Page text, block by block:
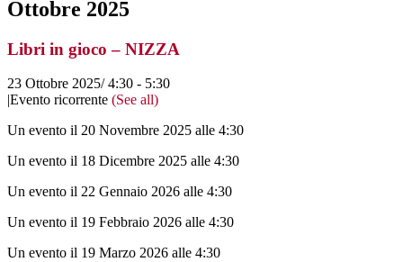
Ottobre 2025
Libri in gioco – NIZZA
23 Ottobre 2025/ 4:30 - 5:30
|Evento ricorrente (See all)
Un evento il 20 Novembre 2025 alle 4:30
Un evento il 18 Dicembre 2025 alle 4:30
Un evento il 22 Gennaio 2026 alle 4:30
Un evento il 19 Febbraio 2026 alle 4:30
Un evento il 19 Marzo 2026 alle 4:30